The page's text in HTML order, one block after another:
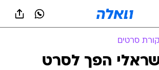
סרטים
הפך לסרט